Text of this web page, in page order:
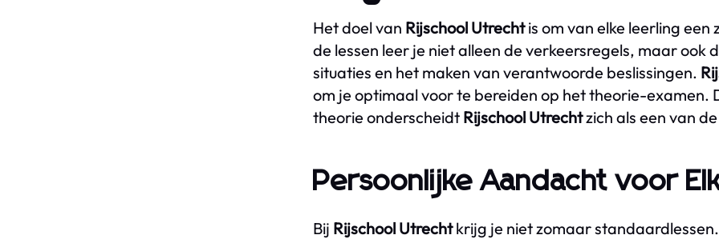
Het doel van Rijschool Utrechtis om van elke leerling
de lessen leer je niet alleen de verkeersregels, maar
situaties en het maken van verantwoorde beslissingen.
om je optimaal voor te bereiden op het theorie-examen.
theorie onderscheidt Rijschool Utrechtzich als een van
Persoonlijke Aandacht voor
Bij Rijschool Utrechtkrijg je niet zomaar